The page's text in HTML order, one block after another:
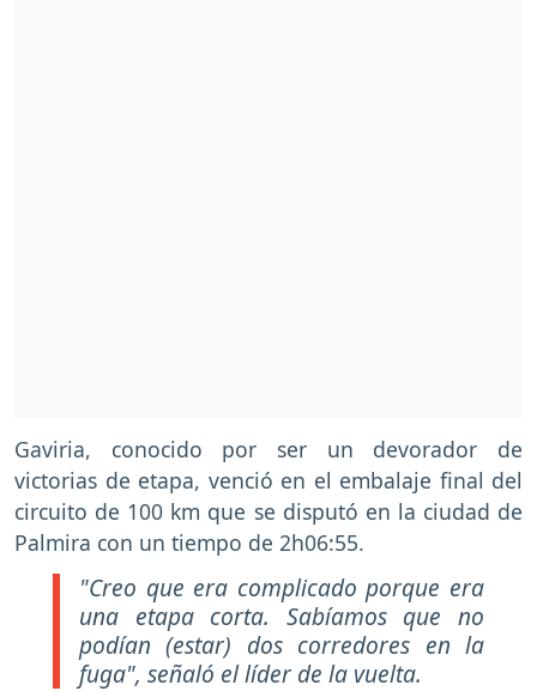
Gaviria, conocido por ser un devorador de
victorias de etapa, venció en el embalaje final del
circuito de 100 km que se disputó en la ciudad de
Palmira con un tiempo de 2h06:55.
"Creo que era complicado porque era
una etapa corta. Sabíamos que no
podían (estar) dos corredores en la
fuga", señaló el líder de la vuelta.